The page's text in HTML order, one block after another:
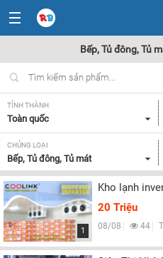
Bếp, Tủ đông, Tủ
TỈNH THÀNH
Toàn quốc
CHỦNG LOẠI
Bếp, Tủ đông, Tủ mát
1
Kho lạnh
20 Triệu
08/08 44